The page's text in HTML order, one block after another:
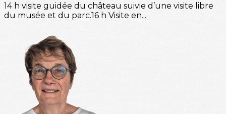
14 h visite guidée du château suivie d’une visite libre
du musée et du parc.16 h Visite en...